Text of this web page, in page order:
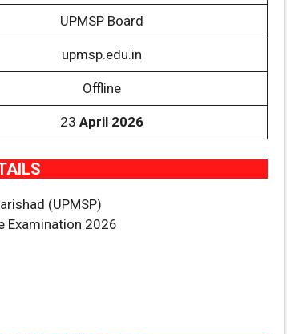
UPMSP Board
upmsp.edu.in
Offline
23 April 2026
(UPMSP)
Examination 2026